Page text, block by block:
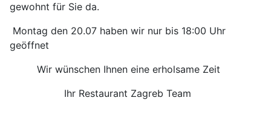
gewohnt für Sie da.
Montag den 20.07 haben wir nur bis 18:00 Uhr
geöffnet
Wir wünschen Ihnen eine erholsame Zeit
Ihr Restaurant Zagreb Team